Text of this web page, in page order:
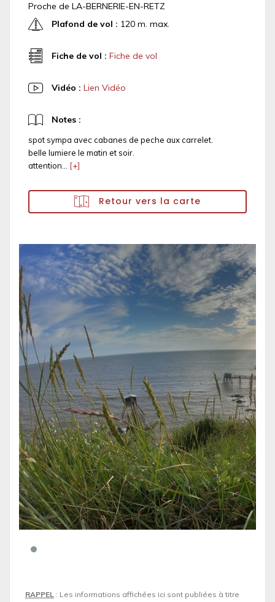
Proche de LA-BERNERIE-EN-RETZ
Plafond de vol : 120 m. max.
Fiche de vol : Fiche de vol
Vidéo : Lien Vidéo
Notes :
spot sympa avec cabanes de peche aux carrelet.
belle lumiere le matin et soir.
attention... [+]
Retour vers la carte
RAPPEL : Les informations affichées ici sont publiées à titre